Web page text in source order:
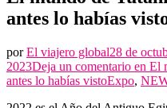
antes lo habías
porEl viajero global28 de
2023Deja un comentario en El
antes lo habías vistoExpo,